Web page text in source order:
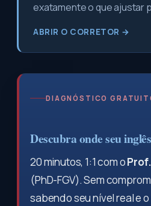
exatamente o que ajustar
ABRIR O CORRETOR →
DIAGNÓSTICO
Descubra onde seu
20 minutos, 1:1 com o
(PhD-FGV). Sem
sabendo seu nível real e